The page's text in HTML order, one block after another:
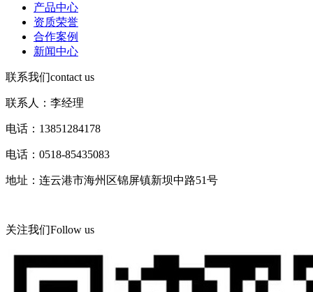
产品中心
资质荣誉
合作案例
新闻中心
联系我们contact us
联系人：李经理
电话：13851284178
电话：0518-85435083
地址：连云港市海州区锦屏镇新坝中路51号
关注我们Follow us